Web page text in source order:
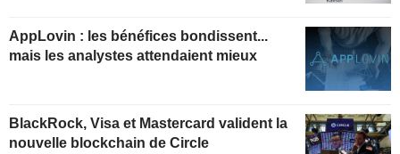
actuelles
AppLovin : les bénéfices bondissent...
mais les analystes attendaient mieux
BlackRock, Visa et Mastercard valident la
nouvelle blockchain de Circle